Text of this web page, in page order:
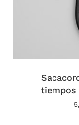
tiempos